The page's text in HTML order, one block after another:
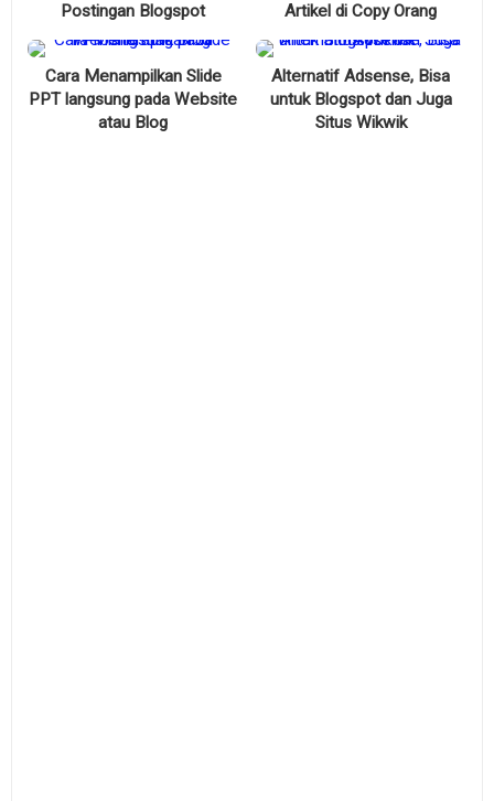
Postingan Blogspot
Artikel di Copy Orang
Cara Menampilkan Slide
PPT langsung pada Website
atau Blog
Alternatif Adsense, Bisa
untuk Blogspot dan Juga
Situs Wikwik